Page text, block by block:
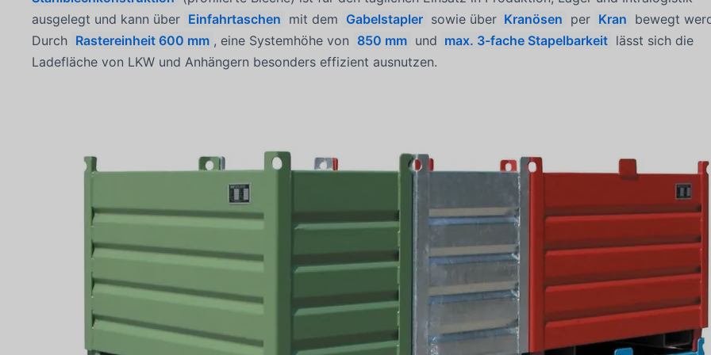
ausgelegt und kann über Einfahrtaschen mit dem Gabelstapler sowie über Kranösen per Kran bewegt
Durch Rastereinheit 600 mm , eine Systemhöhe von 850 mm und max. 3-fache Stapelbarkeit lässt sich die
Ladefläche von LKW und Anhängern besonders effizient ausnutzen.